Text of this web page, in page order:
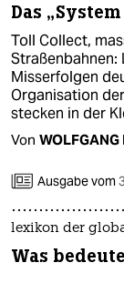
shop
fragen & hilfe
unterstützen
abo
genossenschaft
epaper login
Das
Toll Collect,
Straßenbahnen:
Misserfolgen
Organisation
stecken in der
Von WOLFGANG
Ausgabe vom
lexikon der
Was